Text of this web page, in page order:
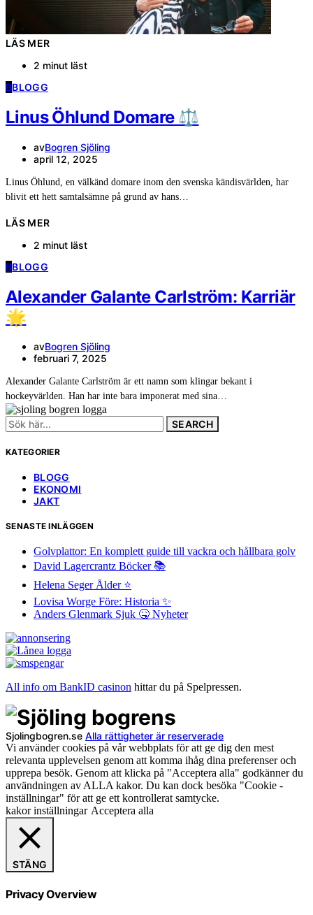
LÄS MER
2 minut läst
BBLOGG
Linus Öhlund Domare ⚖️
avBogren Sjöling
april 12, 2025
Linus Öhlund, en välkänd domare inom den svenska kändisvärlden, har
blivit ett hett samtalsämne på grund av hans…
LÄS MER
2 minut läst
BBLOGG
Alexander Galante Carlström: Karriär
🌟
avBogren Sjöling
februari 7, 2025
Alexander Galante Carlström är ett namn som klingar bekant i
hockeyvärlden. Han har inte bara imponerat med sina…
Search
for:
KATEGORIER
BLOGG
EKONOMI
JAKT
SENASTE INLÄGGEN
Golvplattor: En komplett guide till vackra och hållbara golv
David Lagercrantz Böcker 📚
Helena Seger Ålder ⭐️
Lovisa Worge Före: Historia ✨
Anders Glenmark Sjuk 🤒 Nyheter
All info om BankID casinon hittar du på Spelpressen.
Sjolingbogren.se Alla rättigheter är reserverade
Vi använder cookies på vår webbplats för att ge dig den mest
relevanta upplevelsen genom att komma ihåg dina preferenser och
upprepa besök. Genom att klicka på "Acceptera alla" godkänner du
användningen av ALLA kakor. Du kan dock besöka "Cookie -
inställningar" för att ge ett kontrollerat samtycke.
kakor inställningar Acceptera alla
STÄNG
Privacy Overview